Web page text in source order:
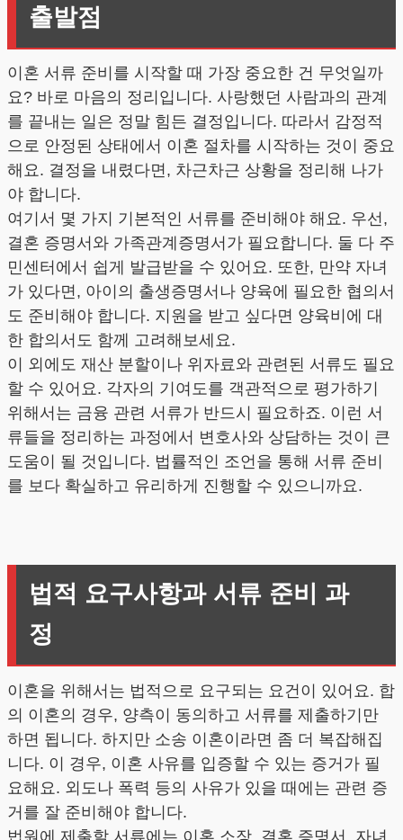
출발점
이혼 서류 준비를 시작할 때 가장 중요한 건 무엇일까
요? 바로 마음의 정리입니다. 사랑했던 사람과의 관계
를 끝내는 일은 정말 힘든 결정입니다. 따라서 감정적
으로 안정된 상태에서 이혼 절차를 시작하는 것이 중요
해요. 결정을 내렸다면, 차근차근 상황을 정리해 나가
야 합니다.
여기서 몇 가지 기본적인 서류를 준비해야 해요. 우선,
결혼 증명서와 가족관계증명서가 필요합니다. 둘 다 주
민센터에서 쉽게 발급받을 수 있어요. 또한, 만약 자녀
가 있다면, 아이의 출생증명서나 양육에 필요한 협의서
도 준비해야 합니다. 지원을 받고 싶다면 양육비에 대
한 합의서도 함께 고려해보세요.
이 외에도 재산 분할이나 위자료와 관련된 서류도 필요
할 수 있어요. 각자의 기여도를 객관적으로 평가하기
위해서는 금융 관련 서류가 반드시 필요하죠. 이런 서
류들을 정리하는 과정에서 변호사와 상담하는 것이 큰
도움이 될 것입니다. 법률적인 조언을 통해 서류 준비
를 보다 확실하고 유리하게 진행할 수 있으니까요.
법적 요구사항과 서류 준비 과
정
이혼을 위해서는 법적으로 요구되는 요건이 있어요. 합
의 이혼의 경우, 양측이 동의하고 서류를 제출하기만
하면 됩니다. 하지만 소송 이혼이라면 좀 더 복잡해집
니다. 이 경우, 이혼 사유를 입증할 수 있는 증거가 필
요해요. 외도나 폭력 등의 사유가 있을 때에는 관련 증
거를 잘 준비해야 합니다.
법원에 제출할 서류에는 이혼 소장, 결혼 증명서, 자녀